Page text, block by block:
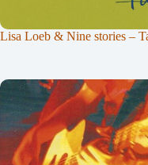
Lisa Loeb & Nine stories –